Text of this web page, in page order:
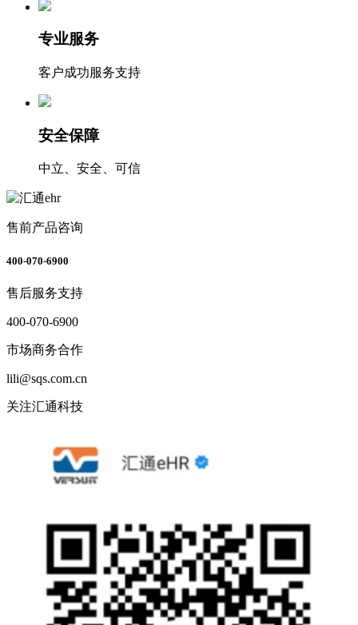
专业服务
客户成功服务支持
安全保障
中立、安全、可信
售前产品咨询
400-070-6900
售后服务支持
400-070-6900
市场商务合作
lili@sqs.com.cn
关注汇通科技